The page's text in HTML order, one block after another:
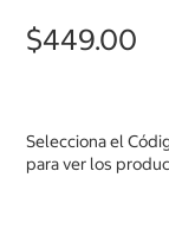
$449.00
Selecciona el
para ver los